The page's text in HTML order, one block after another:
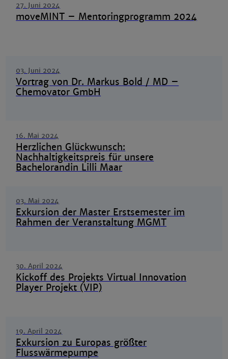
27. Juni 2024
moveMINT – Mentoringprogramm 2024
03. Juni 2024
Vortrag von Dr. Markus Bold / MD –
Chemovator GmbH
16. Mai 2024
Herzlichen Glückwunsch:
Nachhaltigkeitspreis für unsere
Bachelorandin Lilli Maar
03. Mai 2024
Exkursion der Master Erstsemester im
Rahmen der Veranstaltung MGMT
30. April 2024
Kickoff des Projekts Virtual Innovation
Player Projekt (VIP)
19. April 2024
Exkursion zu Europas größter
Flusswärmepumpe